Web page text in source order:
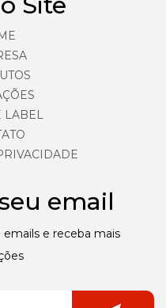
LABEL
email
emails e receba mais